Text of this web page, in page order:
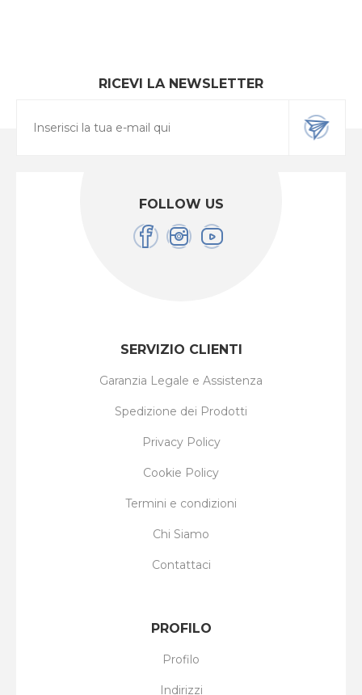
RICEVI LA NEWSLETTER
FOLLOW US
SERVIZIO CLIENTI
Garanzia Legale e Assistenza
Spedizione dei Prodotti
Privacy Policy
Cookie Policy
Termini e condizioni
Chi Siamo
Contattaci
PROFILO
Profilo
Indirizzi